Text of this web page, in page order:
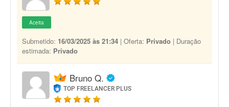
Aceita
Submetido: 16/03/2025 às 21:34 | Oferta: Privado | Duração
estimada: Privado
Bruno Q.
TOP FREELANCER PLUS